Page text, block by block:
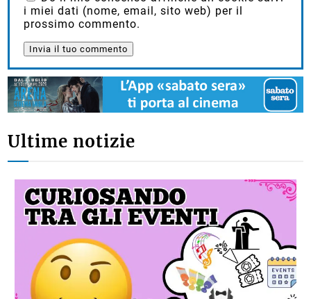
i miei dati (nome, email, sito web) per il
prossimo commento.
Ultime notizie